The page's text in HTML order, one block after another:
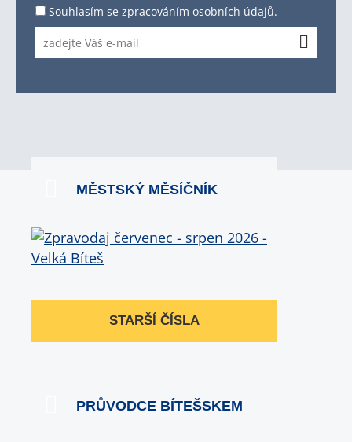
Souhlasím se zpracováním osobních údajů.
MĚSTSKÝ MĚSÍČNÍK
STARŠÍ ČÍSLA
PRŮVODCE BÍTEŠSKEM